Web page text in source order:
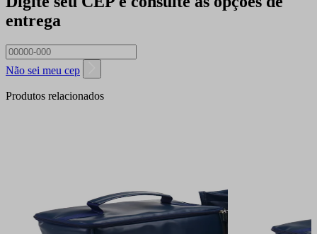
entrega
Não sei meu cep
Produtos relacionados